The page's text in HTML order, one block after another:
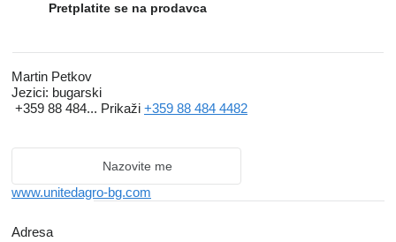
Pretplatite se na prodavca
Martin Petkov
Jezici: bugarski
+359 88 484... Prikaži +359 88 484 4482
Nazovite me
www.unitedagro-bg.com
Adresa